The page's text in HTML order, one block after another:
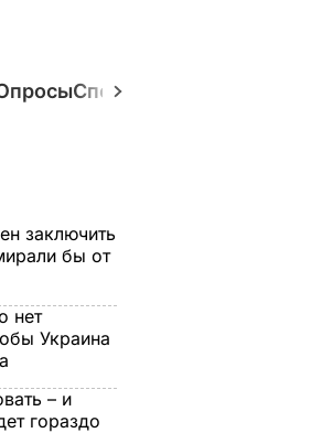
Спецпроекты
заключить
бы от
нет
Украина
– и
гораздо